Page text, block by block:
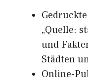
„Quelle:
und
Städten
Online-